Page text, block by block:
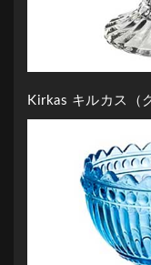
Kirkas キルカス（